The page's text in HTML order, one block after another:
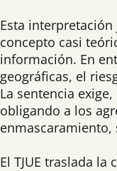
Esta
concepto casi
información. En
geográficas, el
La sentencia
obligando a los
El TJUE traslada